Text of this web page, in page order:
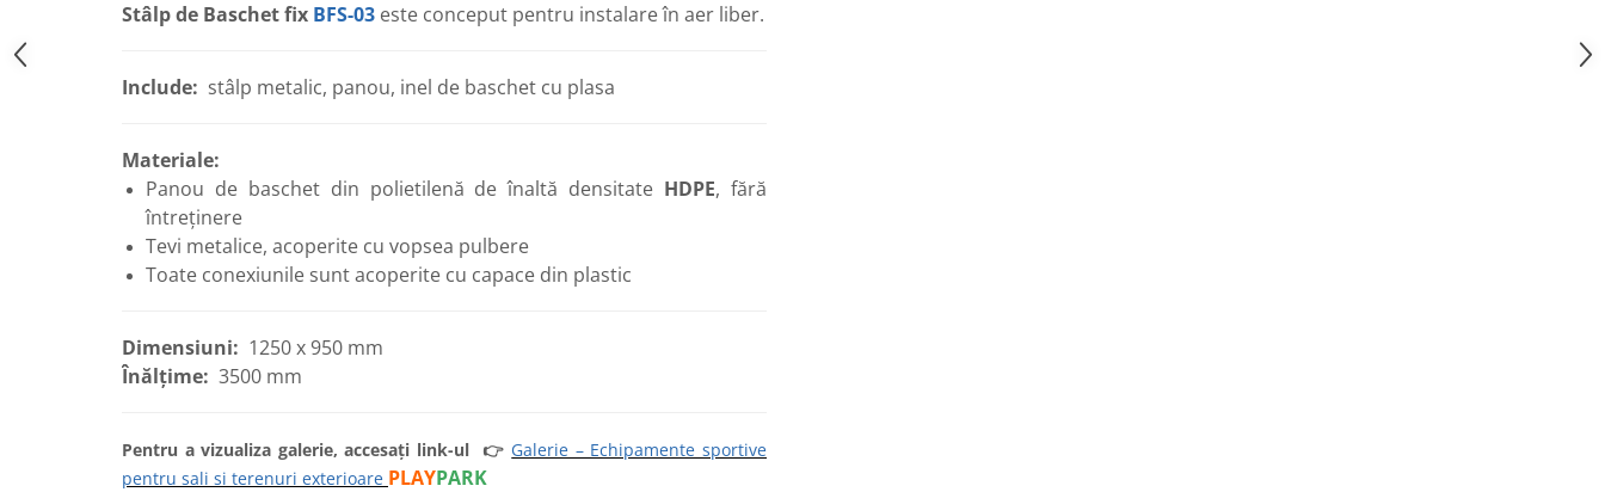
Accesorii / Componente
Frânghii, Inele, Trapeze
Accesorii de joacă
Elemente structurale
Structuri din Frânghie
Stâlp de Baschet fix BFS-03 este conceput pentru instalare în aer liber.
Include: stâlp metalic, panou, inel de baschet cu plasa
Materiale:
Panou de baschet din polietilenă de înaltă densitate HDPE, fără
întreținere
Tevi metalice, acoperite cu vopsea pulbere
Toate conexiunile sunt acoperite cu capace din plastic
Dimensiuni: 1250 x 950 mm
Înălțime: 3500 mm
Pentru a vizualiza galerie, accesați link-ul 👉 Galerie – Echipamente sportive
pentru sali si terenuri exterioare PLAYPARK